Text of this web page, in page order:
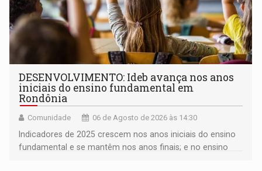
DESENVOLVIMENTO: Ideb avança nos anos
iniciais do ensino fundamental em
Rondônia
Comunidade 06 de Agosto de 2026 às 14:30
Indicadores de 2025 crescem nos anos iniciais do ensino
fundamental e se mantêm nos anos finais; e no ensino